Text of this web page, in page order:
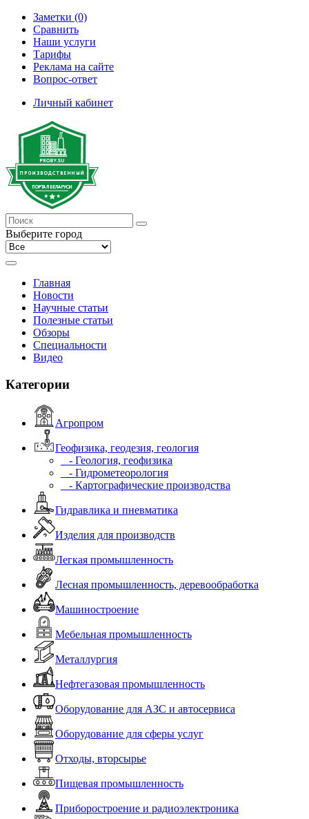
Заметки (0)
Сравнить
Наши услуги
Тарифы
Реклама на сайте
Вопрос-ответ
Личный кабинет
Выберите город
Главная
Новости
Научные статьи
Полезные статьи
Обзоры
Специальности
Видео
Категории
Агропром
Геофизика, геодезия, геология
- Геология, геофизика
- Гидрометеорология
- Картографические производства
Гидравлика и пневматика
Изделия для производств
Легкая промышленность
Лесная промышленность, деревообработка
Машиностроение
Мебельная промышленность
Металлургия
Нефтегазовая промышленность
Оборудование для АЗС и автосервиса
Оборудование для сферы услуг
Отходы, вторсырье
Пищевая промышленность
Приборостроение и радиоэлектроника